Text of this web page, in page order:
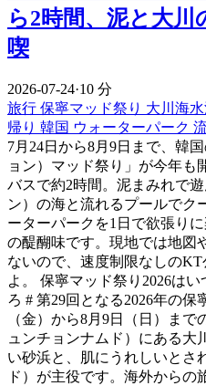
ら2時間、泥と大
喫
2026-07-24·10 分
旅行 保寧マッド祭り 大川海
帰り 韓国 ウォーターパーク
7月24日から8月9日まで、韓
ョン）マッド祭り」が今年も
バスで約2時間。泥まみれで
ン）の海と流れるプールでク
ーターパークを1日で欲張り
の醍醐味です。現地では地図
ないので、速度制限なしの
よ。 保寧マッド祭り2026は
ろ # 第29回となる2026年の保
（金）から8月9日（日）ま
ュンチョンナムド）にある大
い砂浜と、肌にうれしいとさ
ド）が主役です。海外から